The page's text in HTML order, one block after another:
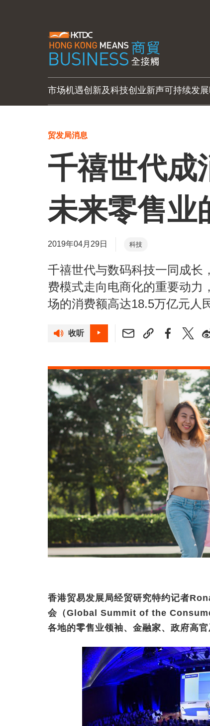
市场机遇创新及科技创业新声可持续发展
贸发局消息
千禧世代成
未来零售业
2019年04月29日 科技
千禧世代与数码科技一同成长
费模式走向电商化的重要动力
场的消费额高达18.5万亿元人
收听
香港贸易发展局经贸研究特约记者
会（Global Summit of the
各地的零售业领袖、金融家、政府高